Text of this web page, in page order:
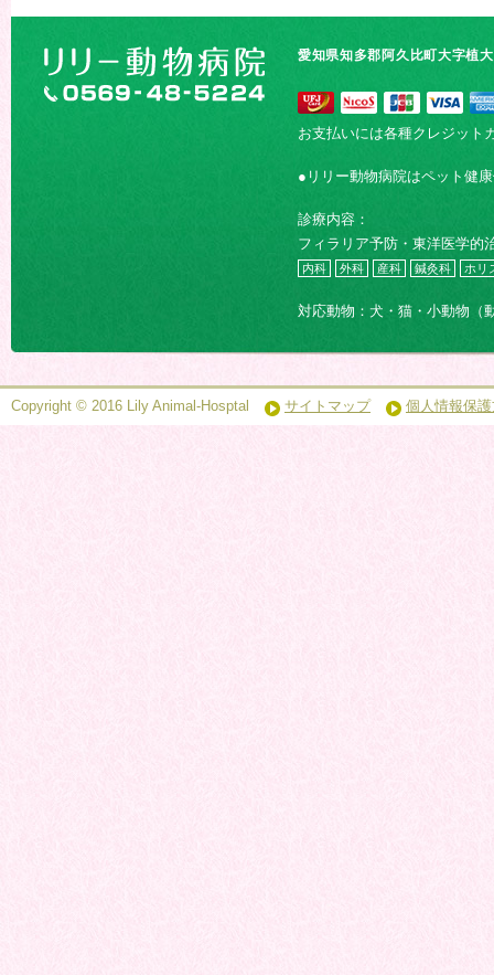
愛知県知多郡阿久比町大字植
お支払いには各種クレジット
●リリー動物病院はペット健
診療内容：
フィラリア予防・東洋医学的
内科 外科 産科 鍼灸科 ホリ
対応動物：犬・猫・小動物（
Copyright © 2016 Lily Animal-Hosptal サイトマップ 個人情報保